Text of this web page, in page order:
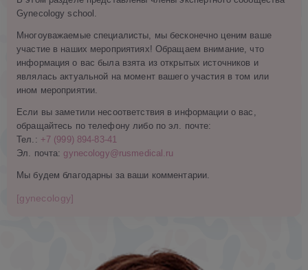
Gynecology school.
Многоуважаемые специалисты, мы бесконечно ценим ваше
участие в наших мероприятиях! Обращаем внимание, что
информация о вас была взята из открытых источников и
являлась актуальной на момент вашего участия в том или
ином мероприятии.
Если вы заметили несоответствия в информации о вас,
обращайтесь по телефону либо по эл. почте:
Тел.: +7 (999) 894-83-41
Эл. почта: gynecology@rusmedical.ru
Мы будем благодарны за ваши комментарии.
[gynecology]